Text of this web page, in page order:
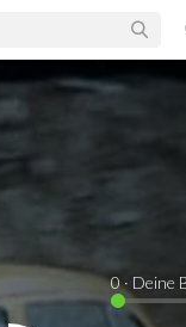
0· Deine